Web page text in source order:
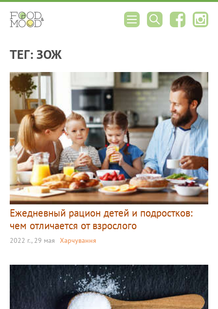
ТЕГ: ЗОЖ
Ежедневный рацион детей и подростков:
чем отличается от взрослого
2022 г., 29 мая Харчування